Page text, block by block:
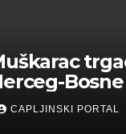
se hitno
CAPLJINSKI PORTAL